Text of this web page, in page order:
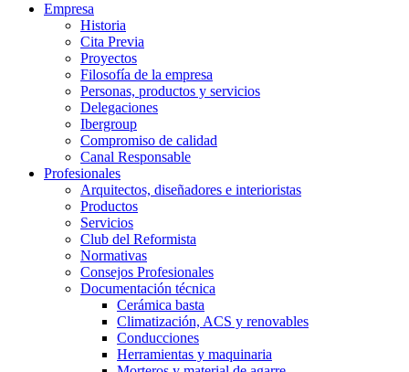
Empresa
Historia
Cita Previa
Proyectos
Filosofía de la empresa
Personas, productos y servicios
Delegaciones
Ibergroup
Compromiso de calidad
Canal Responsable
Profesionales
Arquitectos, diseñadores e interioristas
Productos
Servicios
Club del Reformista
Normativas
Consejos Profesionales
Documentación técnica
Cerámica basta
Climatización, ACS y renovables
Conducciones
Herramientas y maquinaria